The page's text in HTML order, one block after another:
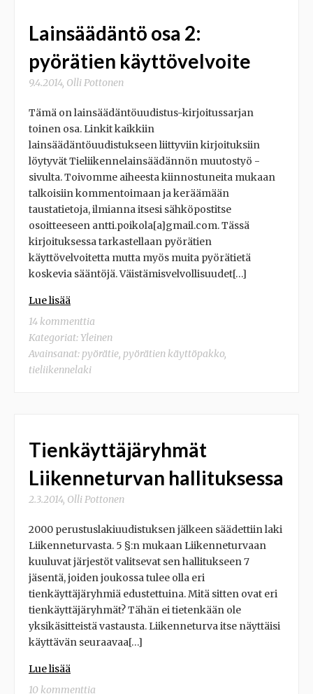
Lainsäädäntö osa 2:
pyörätien käyttövelvoite
9.4.2014, Olli Pottonen
Tämä on lainsäädäntöuudistus-kirjoitussarjan
toinen osa. Linkit kaikkiin
lainsäädäntöuudistukseen liittyviin kirjoituksiin
löytyvät Tieliikennelainsäädännön muutostyö -
sivulta. Toivomme aiheesta kiinnostuneita mukaan
talkoisiin kommentoimaan ja keräämään
taustatietoja, ilmianna itsesi sähköpostitse
osoitteeseen antti.poikola[a]gmail.com. Tässä
kirjoituksessa tarkastellaan pyörätien
käyttövelvoitetta mutta myös muita pyörätietä
koskevia sääntöjä. Väistämisvelvollisuudet[…]
Lue lisää
14 kommenttia
Kategoriat: Yleinen
Avainsanat: pyörätie, pyörätien käyttöpakko,
tieliikennelaki
Tienkäyttäjäryhmät
Liikenneturvan hallituksessa
2.3.2014, Olli Pottonen
2000 perustuslakiuudistuksen jälkeen säädettiin laki
Liikenneturvasta. 5 §:n mukaan Liikenneturvaan
kuuluvat järjestöt valitsevat sen hallitukseen 7
jäsentä, joiden joukossa tulee olla eri
tienkäyttäjäryhmiä edustettuina. Mitä sitten ovat eri
tienkäyttäjäryhmät? Tähän ei tietenkään ole
yksikäsitteistä vastausta. Liikenneturva itse näyttäisi
käyttävän seuraavaa[…]
Lue lisää
10 kommenttia